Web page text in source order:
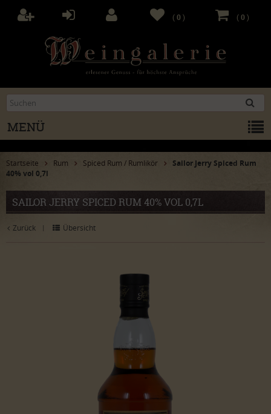
(0 )
(0 )
MENÜ
Startseite Rum Spiced Rum / Rumlikör
Sailor Jerry Spiced Rum
40% vol 0,7l
SAILOR JERRY SPICED RUM 40% VOL 0,7L
Zurück | Übersicht